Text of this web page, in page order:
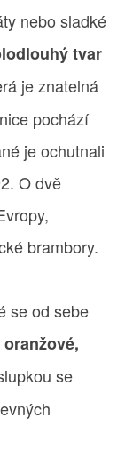
nebo sladké
tvar
je znatelná
pochází
je ochutnali
O dvě
brambory.
se od sebe
se